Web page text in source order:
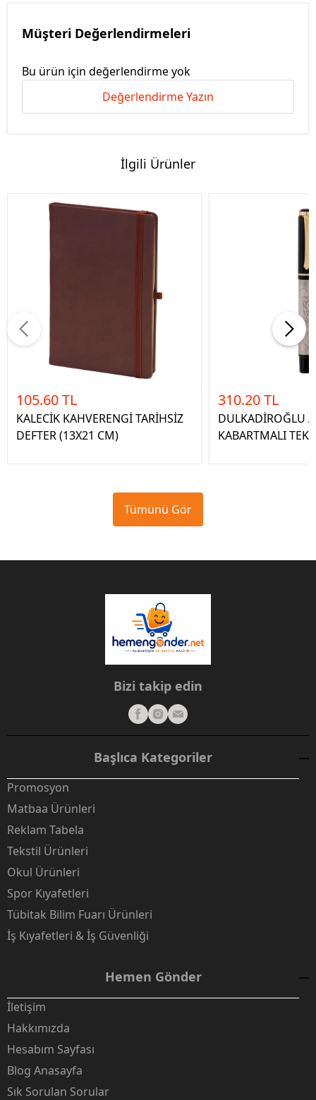
Müşteri Değerlendirmeleri
Bu ürün için değerlendirme yok
Değerlendirme Yazın
İlgili Ürünler
105.60 TL
KALECİK KAHVERENGİ TARİHSİZ
DEFTER (13X21 CM)
310.20 TL
DULKADİROĞLU
KABARTMALI
Tümünü Gör
Bizi takip edin
Başlıca Kategoriler
Promosyon
Matbaa Ürünleri
Reklam Tabela
Tekstil Ürünleri
Okul Ürünleri
Spor Kıyafetleri
Tübitak Bilim Fuarı Ürünleri
İş Kıyafetleri & İş Güvenliği
Hemen Gönder
İletişim
Hakkımızda
Hesabım Sayfası
Blog Anasayfa
Sık Sorulan Sorular